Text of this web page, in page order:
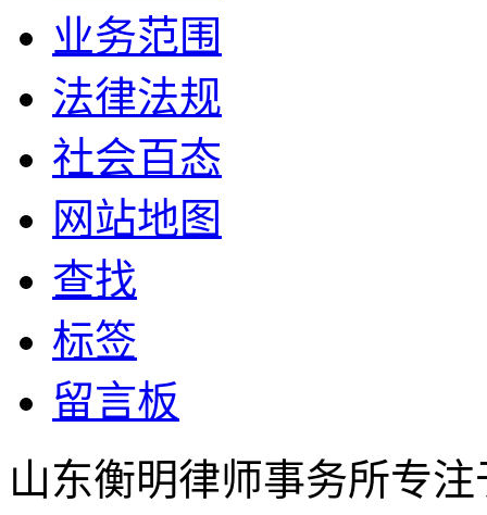
业务范围
法律法规
社会百态
网站地图
查找
标签
留言板
山东衡明律师事务所专注